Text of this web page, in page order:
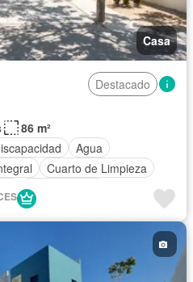
Casa
Destacado
86 m²
Agua
Cuarto de Limpieza
Zonas verdes